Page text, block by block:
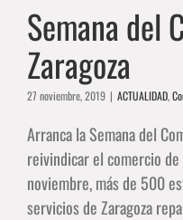
Semana del
Zaragoza
27 noviembre, 2019 | ACTUALIDAD,
Arranca la Semana del
reivindicar el comercio
noviembre, más de 500
servicios de Zaragoza